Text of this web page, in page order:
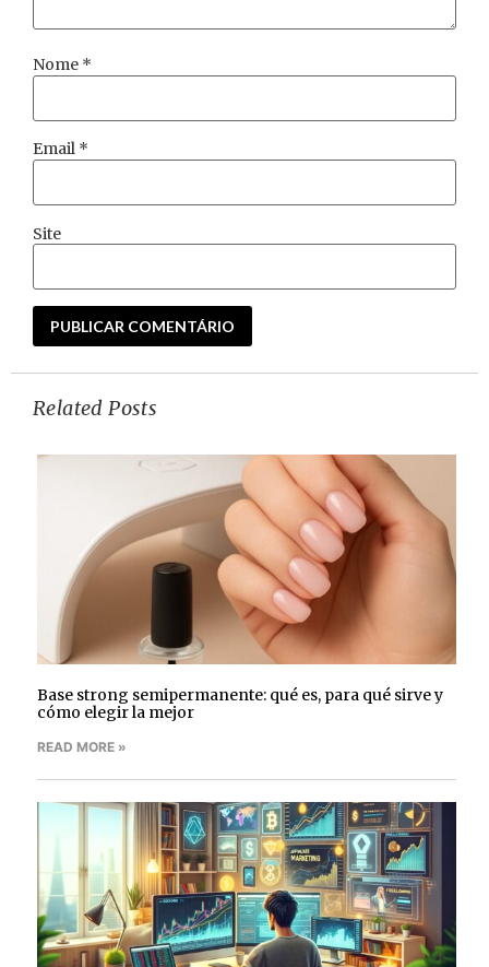
Nome *
Email *
Site
Related Posts
Base strong semipermanente: qué es, para qué sirve y
cómo elegir la mejor
READ MORE »